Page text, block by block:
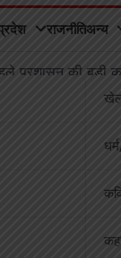
राजनीतिअन्य
खेल
प्रशासन की बड़ी
बड़ी
जेल